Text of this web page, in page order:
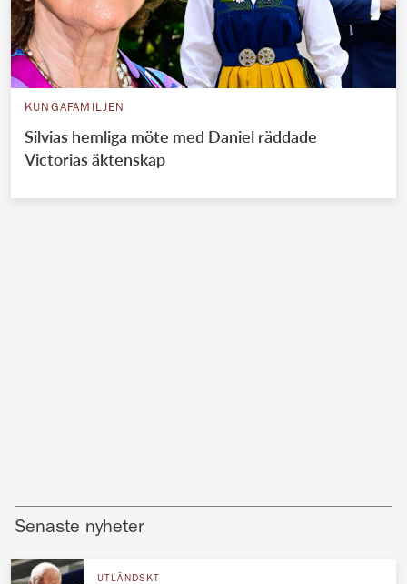
KUNGAFAMILJEN
Silvias hemliga möte med Daniel räddade
Victorias äktenskap
Senaste nyheter
UTLÄNDSKT